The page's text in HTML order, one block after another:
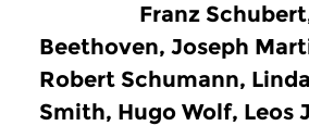
Franz
Beethoven, Joseph
Robert Schumann,
Smith, Hugo Wolf, Leos